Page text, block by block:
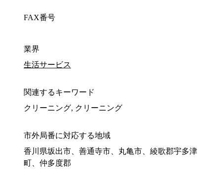
FAX番号
業界
生活サービス
関連するキーワード
クリーニング, クリーニング
市外局番に対応する地域
香川県坂出市、善通寺市、丸亀市、綾歌郡宇多津
町、仲多度郡